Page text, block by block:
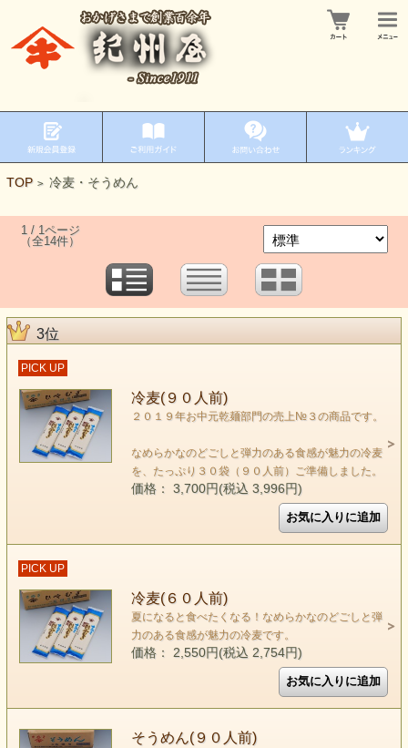
TOP > 冷麦・そうめん
1 / 1ページ
（全14件）
3位
PICK UP
冷麦(９０人前)
２０１９年お中元乾麺部門の売上№３の商品です。
なめらかなのどごしと弾力のある食感が魅力の冷麦
を、たっぷり３０袋（９０人前）ご準備しました。
価格： 3,700円(税込 3,996円)
PICK UP
冷麦(６０人前)
夏になると食べたくなる！なめらかなのどごしと弾
力のある食感が魅力の冷麦です。
価格： 2,550円(税込 2,754円)
そうめん(９０人前)